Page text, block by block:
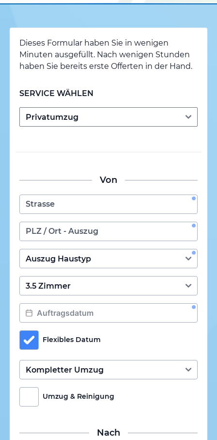
Dieses Formular haben Sie in wenigen
Minuten ausgefüllt. Nach wenigen Stunden
haben Sie bereits erste Offerten in der Hand.
SERVICE WÄHLEN
Von
Flexibles Datum
Umzug & Reinigung
Nach